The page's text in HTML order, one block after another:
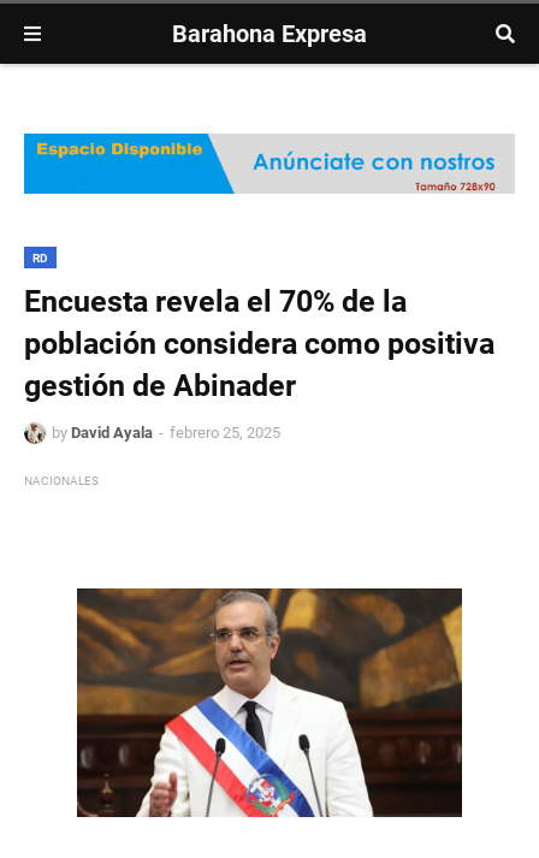
Barahona Expresa
RD
Encuesta revela el 70% de la
población considera como positiva
gestión de Abinader
by David Ayala febrero 25, 2025
NACIONALES